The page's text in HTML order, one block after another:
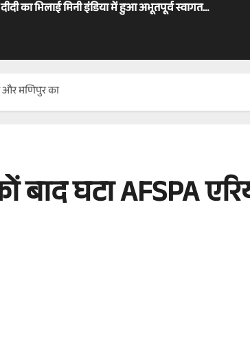
दीदी का भिलाई मिनी इंडिया में हुआ अभूतपूर्व स्वागत…
और मणिपुर का
बाद घटा AFSPA